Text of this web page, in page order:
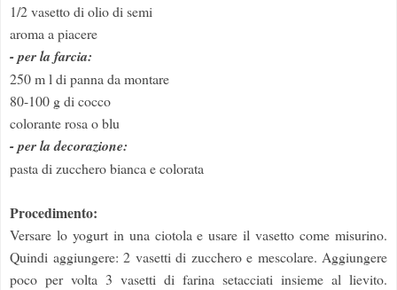
1/2 vasetto di olio di semi
aroma a piacere
- per la farcia:
250 m l di panna da montare
80-100 g di cocco
colorante rosa o blu
- per la decorazione:
pasta di zucchero bianca e colorata
Procedimento:
Versare lo yogurt in una ciotola e usare il vasetto come misurino.
Quindi aggiungere: 2 vasetti di zucchero e mescolare. Aggiungere
poco per volta 3 vasetti di farina setacciati insieme al lievito.